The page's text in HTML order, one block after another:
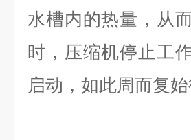
水槽内的热量，从
时，压缩机停止工
启动，如此周而复